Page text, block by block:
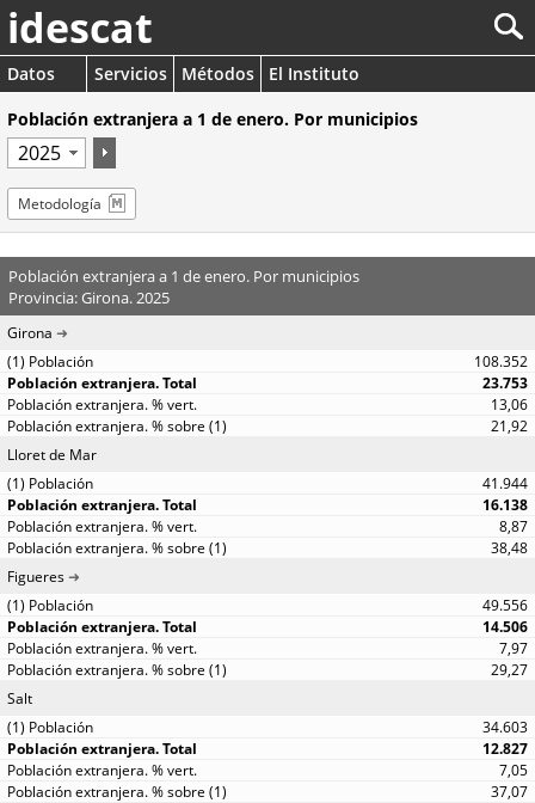
idescat
Datos Servicios Métodos
El Instituto
Población extranjera a 1 de enero. Por municipios
Metodología
Población extranjera a 1 de enero. Por municipios
Provincia: Girona. 2025
Girona
108.352
23.753
13,06
21,92
Lloret de Mar
41.944
16.138
8,87
38,48
Figueres
49.556
14.506
7,97
29,27
Salt
34.603
12.827
7,05
37,07